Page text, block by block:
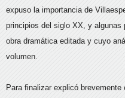
expuso la importancia de
principios del siglo XX, y algunas
obra dramática editada y cuyo
volumen.
Para finalizar explicó